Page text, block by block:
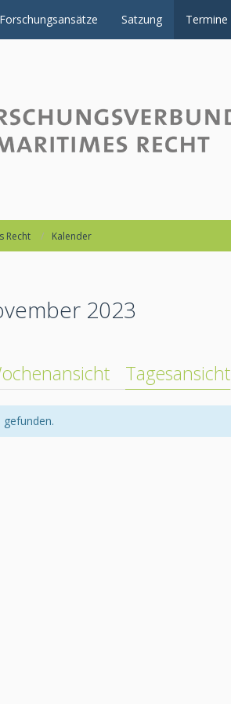
Forschungsansätze Satzung Termine
Recht Kalender
2023
Tagesansicht
gefunden.